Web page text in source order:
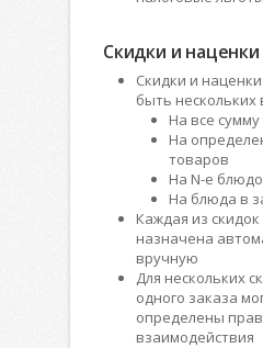
Скидки и наценки
Скидки и
быть нескольких
На все
На
товаров
На N-е
На блюда в
Каждая из
назначена
вручную
Для нескольких
одного заказа
определены
взаимодействия